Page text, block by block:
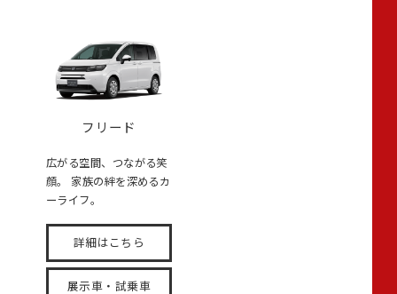
フリード
広がる空間、つながる笑
顔。 家族の絆を深めるカ
ーライフ。
詳細はこちら
展示車・試乗車